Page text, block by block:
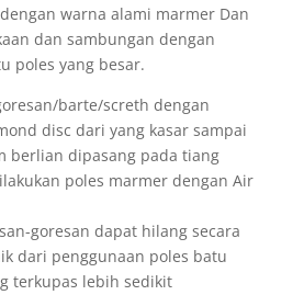
warna alami marmer Dan
dan sambungan dengan
poles yang besar.
barte/screth dengan
disc dari yang kasar sampai
berlian dipasang pada tiang
poles marmer dengan Air
goresan dapat hilang secara
dari penggunaan poles batu
terkupas lebih sedikit